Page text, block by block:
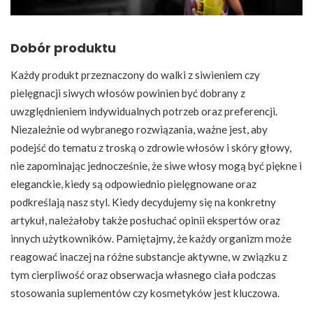
Dobór produktu
Każdy produkt przeznaczony do walki z siwieniem czy
pielęgnacji siwych włosów powinien być dobrany z
uwzględnieniem indywidualnych potrzeb oraz preferencji.
Niezależnie od wybranego rozwiązania, ważne jest, aby
podejść do tematu z troską o zdrowie włosów i skóry głowy,
nie zapominając jednocześnie, że siwe włosy mogą być piękne i
eleganckie, kiedy są odpowiednio pielęgnowane oraz
podkreślają nasz styl. Kiedy decydujemy się na konkretny
artykuł, należałoby także posłuchać opinii ekspertów oraz
innych użytkowników. Pamiętajmy, że każdy organizm może
reagować inaczej na różne substancje aktywne, w związku z
tym cierpliwość oraz obserwacja własnego ciała podczas
stosowania suplementów czy kosmetyków jest kluczowa.